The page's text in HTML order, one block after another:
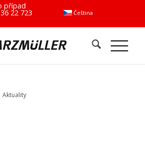
Čeština
případ
22 723
Aktuality